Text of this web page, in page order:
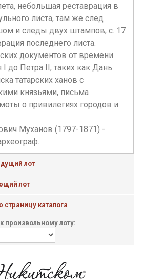
небольшая реставрация в
листа, там же след
и следы двух штампов, с. 17
последнего листа.
документов от времени
до Петра II, таких как Дань
татарских ханов с
князьями, письма
о привилегиях городов и
Муханов (1797-1871) -
лот
лот
каталога
произвольному лоту: